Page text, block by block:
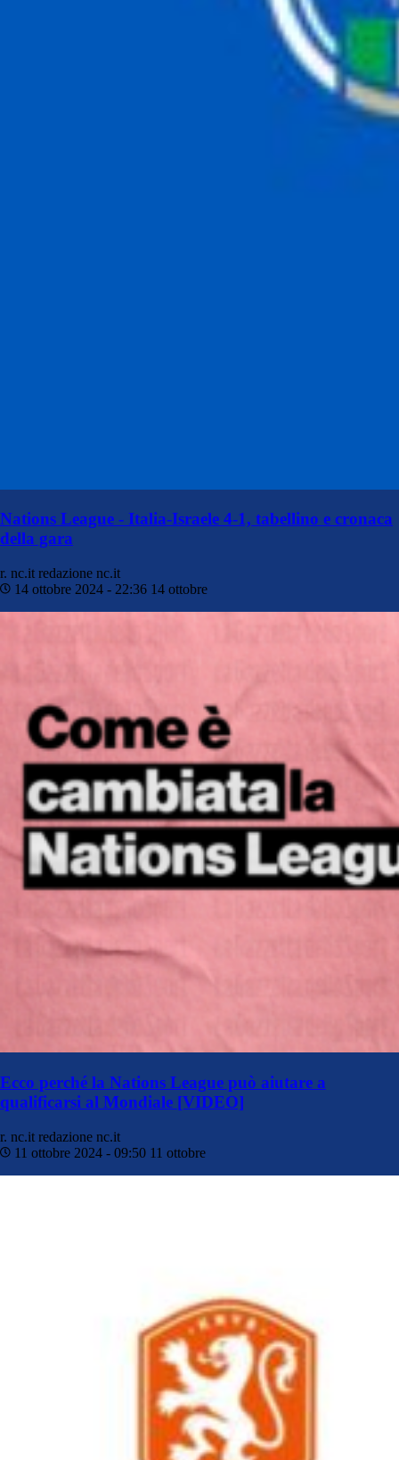
Nations League - Italia-Israele 4-1, tabellino e cronaca
della gara
r. nc.it redazione nc.it
14 ottobre 2024 - 22:36 14 ottobre
Ecco perché la Nations League può aiutare a
qualificarsi al Mondiale [VIDEO]
r. nc.it redazione nc.it
11 ottobre 2024 - 09:50 11 ottobre